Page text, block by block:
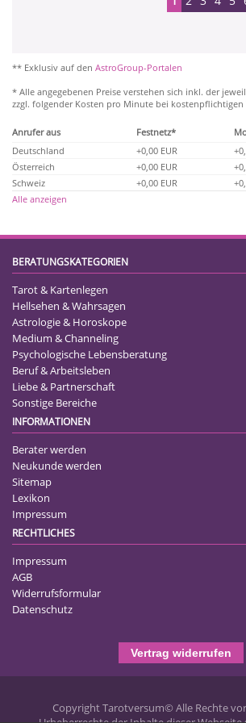
** Exklusiv auf den AstroGroup-Portalen
* Alle angegebenen Preise verstehen sich inkl. der
zzgl. folgender Kosten pro Minute bei
Anrufer aus Festnetz*
Deutschland
+0,00 EUR
Österreich
+0,00 EUR
Schweiz
+0,00 EUR
Alle anzeigen
BERATUNGSKATEGORIEN
Tarot & Kartenlegen
Hellsehen & Wahrsagen
Astrologie & Horoskope
Medium & Channeling
Psychologische Lebensberatung
Beruf & Arbeitsleben
Liebe & Partnerschaft
Sonstige Bereiche
INFORMATIONEN
Berater werden
Neukunde werden
Sitemap
Lexikon
Impressum
RECHTLICHES
Impressum
AGB
Widerrufsformular
Datenschutz
Vertrag widerrufen
Copyright Tarotversum© Alle Rechte